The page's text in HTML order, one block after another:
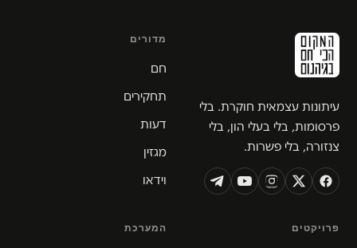
עיתונות עצמאית חוקרת. בלי
פרסומות, בלי בעלי הון, בלי
צנזורה, בלי פשרות.
מדורים
חם
תחקירים
דעות
מגזין
וידאו
פרויקטים המערכת